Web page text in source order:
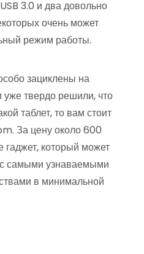
3.0 и два довольно
очень может
режим работы.
зациклены на
твердо решили, что
таблет, то вам стоит
За цену около 600
гаджет, который может
самыми узнаваемыми
в минимальной